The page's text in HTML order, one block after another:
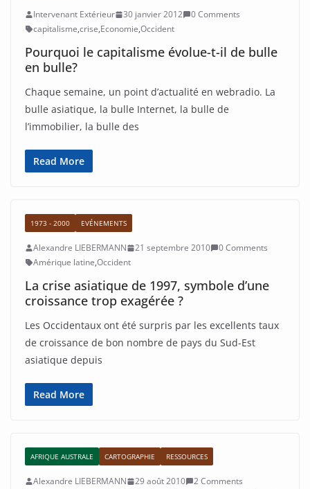
Intervenant Extérieur 30 janvier 2012
0 Comments
capitalisme,crise,Economie,Occident
Pourquoi le capitalisme évolue-t-il de bulle
en bulle?
Chaque semaine, un point d’actualité en webradio. La
bulle asiatique, la bulle Internet, la bulle de
l’immobilier, la bulle des
Read More
1973 - 2000 EVÉNEMENTS
Alexandre LIEBERMANN 21 septembre 2010
0 Comments
Amérique latine,Occident
La crise asiatique de 1997, symbole d’une
croissance trop exagérée ?
Les Occidentaux ont été surpris par les excellents taux
de croissance de bon nombre de pays du Sud-Est
asiatique depuis
Read More
AFRIQUE AUSTRALE CARTOGRAPHIE RESSOURCES
Alexandre LIEBERMANN 29 août 2010
2 Comments